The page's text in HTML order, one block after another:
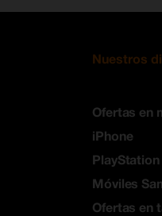
Nuestros
Ofertas en
iPhone
PlayStation
Móviles
Ofertas en